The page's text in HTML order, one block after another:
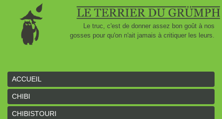
Le truc, c'est de donner assez bon goût à nos
gosses pour qu'on n'ait jamais à critiquer les leurs.
ACCUEIL
CHIBI
CHIBISTOURI